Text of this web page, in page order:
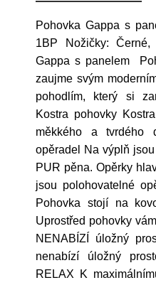
Pohovka Gappa s
1BP Nožičky:
Gappa s panelem
zaujme svým
pohodlím, který si
Kostra pohovky
měkkého a tvrdého
opěradel Na výplň
PUR pěna. Opěrky
jsou polohovatelné
Pohovka stojí na
Uprostřed pohovky
NENABÍZÍ úložný
nenabízí úložný
RELAX K